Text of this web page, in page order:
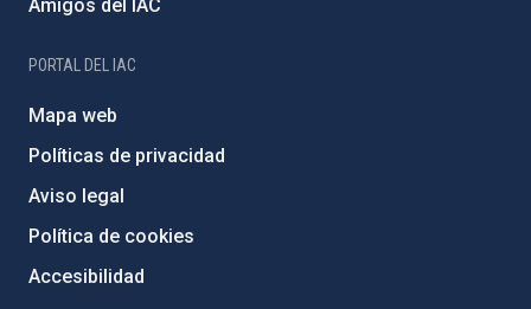
Amigos del IAC
PORTAL DEL IAC
Mapa web
Políticas de privacidad
Aviso legal
Política de cookies
Accesibilidad